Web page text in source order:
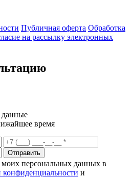
Публичная оферта Обработка
на рассылку электронных
данные
время
Отправить
моих персональных данных в
и